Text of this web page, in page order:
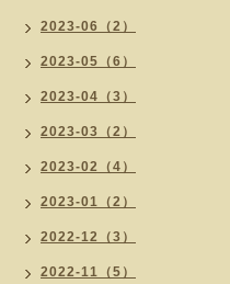
2023-06（2）
2023-05（6）
2023-04（3）
2023-03（2）
2023-02（4）
2023-01（2）
2022-12（3）
2022-11（5）